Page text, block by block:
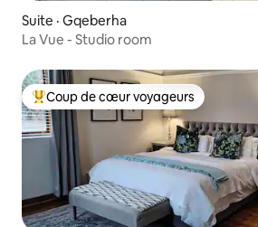
Suite · Gqeberha
La Vue - Studio room
Coup de cœur voyageurs parmi les
Coup de cœur voyageurs